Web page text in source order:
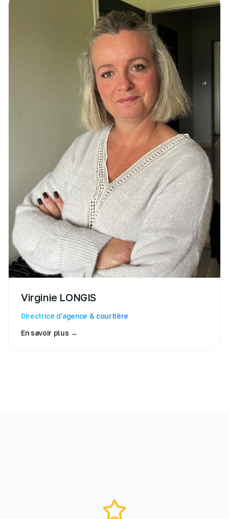
Virginie LONGIS
Directrice d'agence & courtière
En savoir plus →